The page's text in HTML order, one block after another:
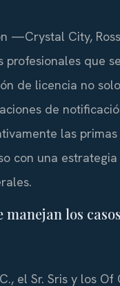
—Crystal City,
que
de licencia no
de
las
con una
los
el Sr. Sris y los